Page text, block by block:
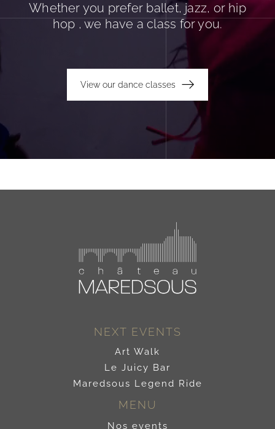
Whether you prefer ballet, jazz, or hip
hop , we have a class for you.
View our dance classes
NEXT EVENTS
Art Walk
Le Juicy Bar
Maredsous Legend Ride
MENU
Nos events